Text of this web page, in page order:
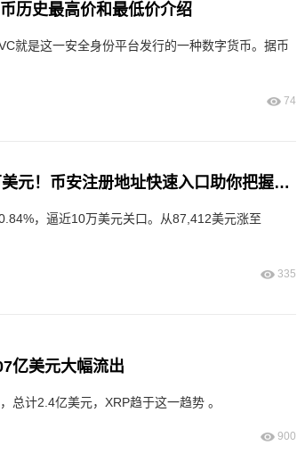
历史最高价和最低价介绍
就是这一安全身份平台发行的一种数字货币。据币
74
比特币2026年初飙升逼近10万美元！币安注册地址快速入口助你把握行情
，逼近10万美元关口。从87,412美元涨至
335
亿美元大幅流出
总计2.4亿美元，XRP趋于这一趋势 。
900